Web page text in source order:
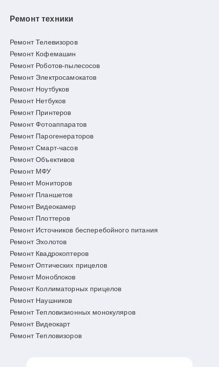
Ремонт техники
Ремонт Телевизоров
Ремонт Кофемашин
Ремонт Роботов-пылесосов
Ремонт Электросамокатов
Ремонт Ноутбуков
Ремонт Нетбуков
Ремонт Принтеров
Ремонт Фотоаппаратов
Ремонт Парогенераторов
Ремонт Смарт-часов
Ремонт Объективов
Ремонт МФУ
Ремонт Мониторов
Ремонт Планшетов
Ремонт Видеокамер
Ремонт Плоттеров
Ремонт Источников бесперебойного питания
Ремонт Эхолотов
Ремонт Квадрокоптеров
Ремонт Оптических прицелов
Ремонт Моноблоков
Ремонт Коллиматорных прицелов
Ремонт Наушников
Ремонт Тепловизионных монокуляров
Ремонт Видеокарт
Ремонт Тепловизоров